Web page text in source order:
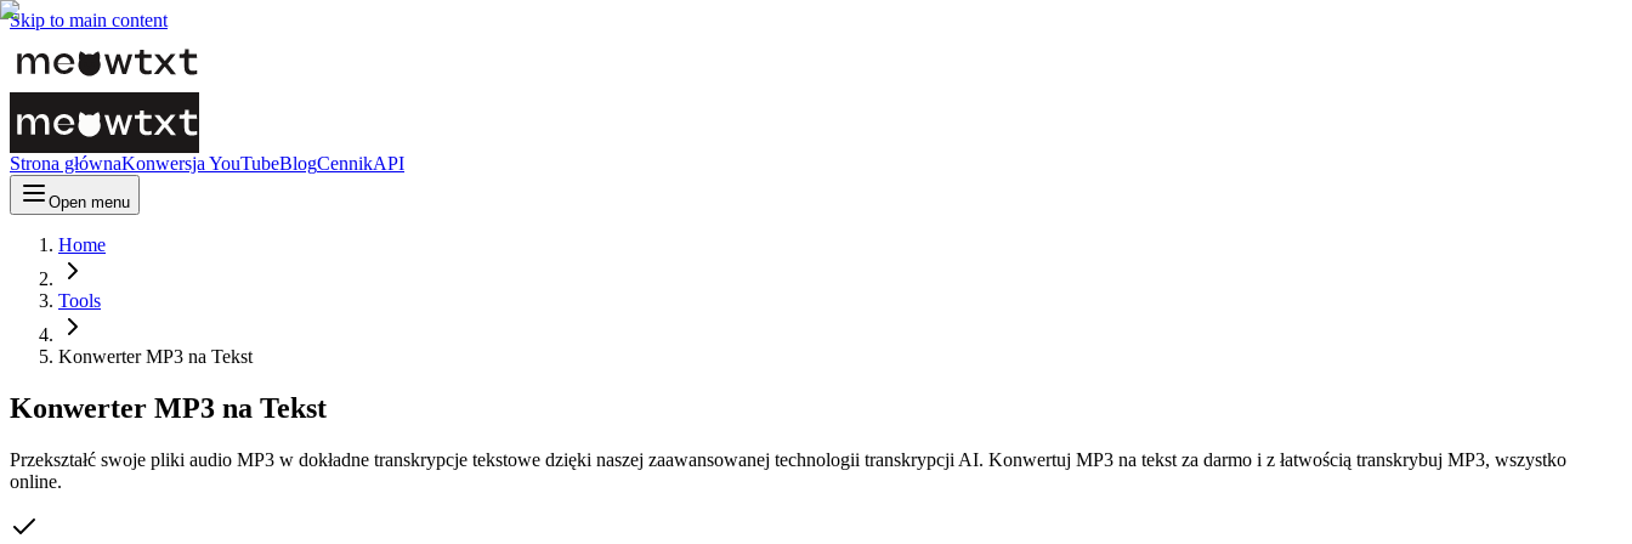
Skip to main content
Strona głównaKonwersja YouTubeBlogCennikAPI
Open menu
Home
Tools
Konwerter MP3 na Tekst
Konwerter MP3 na Tekst
Przekształć swoje pliki audio MP3 w dokładne transkrypcje tekstowe dzięki naszej zaawansowanej technologii transkrypcji AI. Konwertuj MP3 na tekst za darmo i z łatwością transkrybuj MP3, wszystko
online.